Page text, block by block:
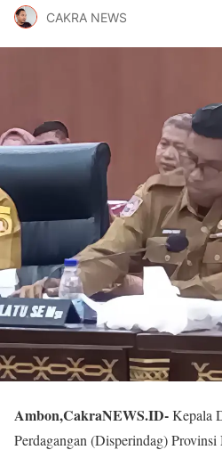
CAKRA NEWS
Ambon,CakraNEWS.ID-Kepala
Perdagangan (Disperindag)